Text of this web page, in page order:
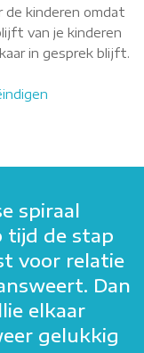
de kinderen omdat
van je kinderen
in gesprek blijft.
spiraal
tijd de stap
voor relatie
Dan
elkaar
gelukkig